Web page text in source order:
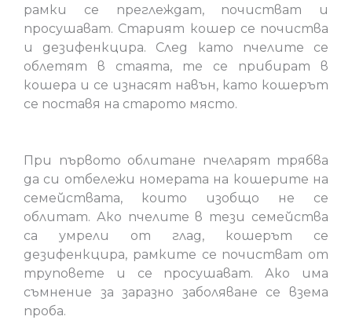
рамки се преглеждат, почистват и
просушават. Старият кошер се почиства
и дезифенкцира. След като пчелите се
облетят в стаята, те се прибират в
кошера и се изнасят навън, като кошерът
се поставя на старото място.
При първото облитане пчеларят трябва
да си отбележи номерата на кошерите на
семействата, които изобщо не се
облитат. Ако пчелите в тези семейства
са умрели от глад, кошерът се
дезифенкцира, рамките се почистват от
труповете и се просушават. Ако има
съмнение за заразно заболяване се взема
проба.